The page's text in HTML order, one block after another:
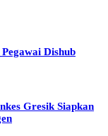
Dishub
Gresik Siapkan